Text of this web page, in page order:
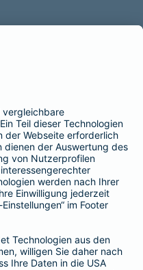
AG
Versicherungsprämie
Versicherungen,